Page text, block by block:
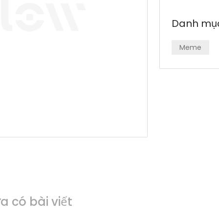
có bài viết
Danh
Meme